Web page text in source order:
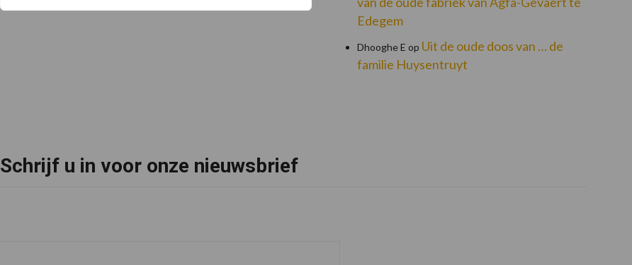
Edegem
Dhooghe E op Uit de oude doos van … de
familie Huysentruyt
Schrijf u in voor onze nieuwsbrief